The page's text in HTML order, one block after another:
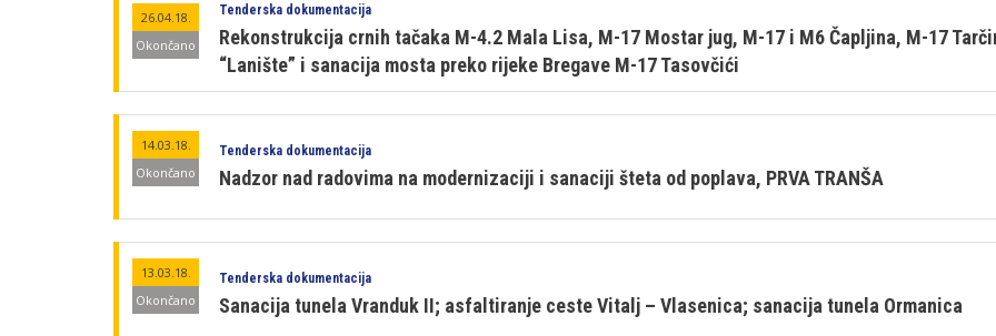
26.04.18.
Okončano
Tenderska dokumentacija
Rekonstrukcija crnih tačaka M-4.2 Mala Lisa, M-17 Mostar jug, M-17 i M6 Čapljina, M-17
“Lanište” i sanacija mosta preko rijeke Bregave M-17 Tasovčići
14.03.18.
Okončano
Tenderska dokumentacija
Nadzor nad radovima na modernizaciji i sanaciji šteta od poplava, PRVA TRANŠA
13.03.18.
Okončano
Tenderska dokumentacija
Sanacija tunela Vranduk II; asfaltiranje ceste Vitalj – Vlasenica; sanacija tunela Ormanica